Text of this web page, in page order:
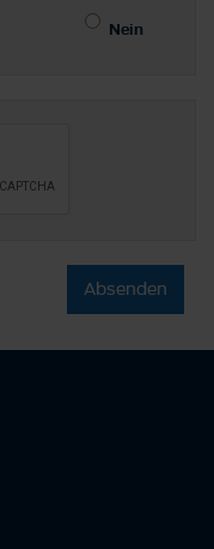
Nein
Absenden